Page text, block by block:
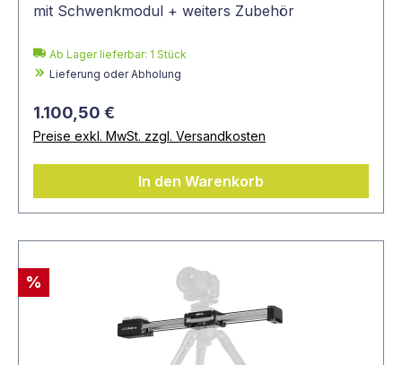
mit Schwenkmodul + weiters Zubehör
Ab Lager lieferbar: 1 Stück
Lieferung oder Abholung
1.100,50 €
Preise exkl. MwSt. zzgl. Versandkosten
In den Warenkorb
%